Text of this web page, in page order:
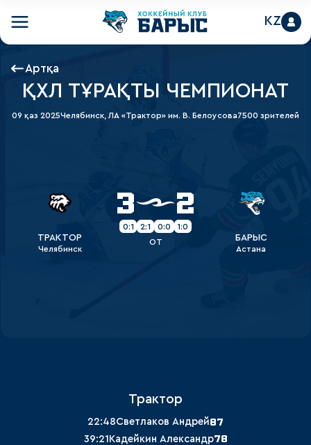
KZ
Артқа
ҚХЛ ТҰРАҚТЫ ЧЕМПИОНАТ
09 қаз 2025Челябинск, ЛА «Трактор» им. В. Белоусова7500 зрителей
ТРАКТОР
Челябинск
3 2
0:1 2:1 0:0
1:0
OT
БАРЫС
Астана
Трактор
22:48Светлаков Андрей87
39:21 Кадейкин Александр78